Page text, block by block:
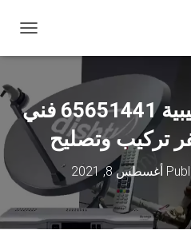
ب
ل
ا
ل
ل
فني ستلايت الصليبية 65651441 فني
تركيب وتصليح
أغسطس 8, 2021